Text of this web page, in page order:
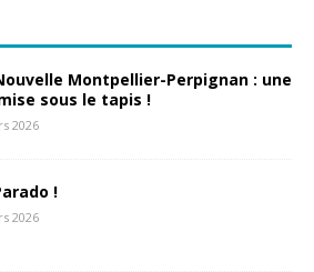
Montpellier-Perpignan : une
sous le tapis !
2026
!
2026